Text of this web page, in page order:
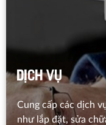
Dịch vụ
Cung cấp các dịch
như lắp đặt, sửa